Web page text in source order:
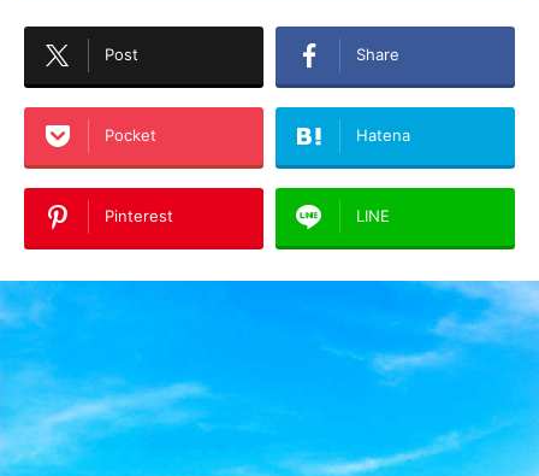
Post Share
Pocket Hatena
Pinterest LINE